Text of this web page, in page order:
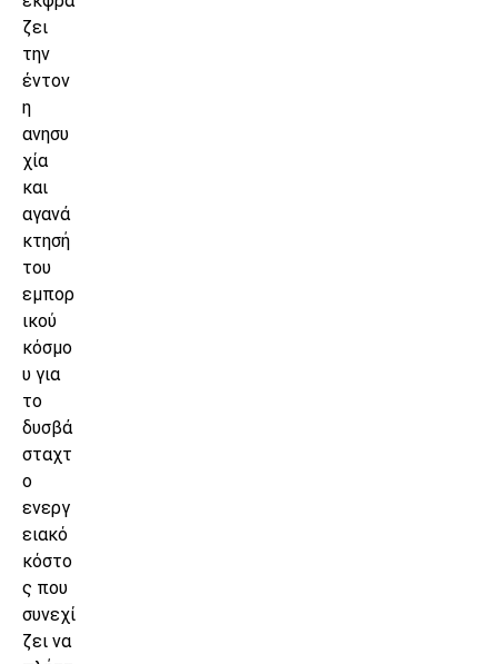
ζει
την
έντον
η
ανησυ
χία
και
αγανά
κτησή
του
εμπορ
ικού
κόσμο
υ για
το
δυσβά
σταχτ
ο
ενεργ
ειακό
κόστο
ς που
συνεχί
ζει να